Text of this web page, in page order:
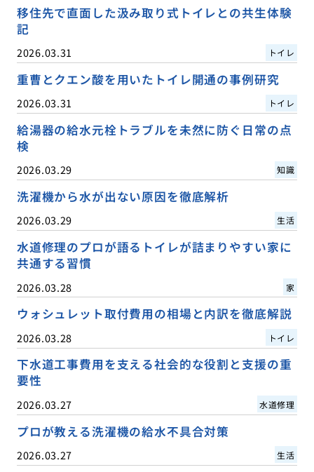
移住先で直面した汲み取り式トイレとの共生体験
記
2026.03.31 トイレ
重曹とクエン酸を用いたトイレ開通の事例研究
2026.03.31 トイレ
給湯器の給水元栓トラブルを未然に防ぐ日常の点
検
2026.03.29 知識
洗濯機から水が出ない原因を徹底解析
2026.03.29 生活
水道修理のプロが語るトイレが詰まりやすい家に
共通する習慣
2026.03.28 家
ウォシュレット取付費用の相場と内訳を徹底解説
2026.03.28 トイレ
下水道工事費用を支える社会的な役割と支援の重
要性
2026.03.27 水道修理
プロが教える洗濯機の給水不具合対策
2026.03.27 生活